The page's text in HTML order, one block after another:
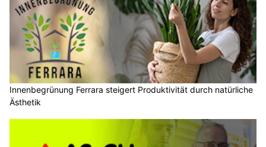
Innenbegrünung Ferrara steigert Produktivität durch natürliche
Ästhetik